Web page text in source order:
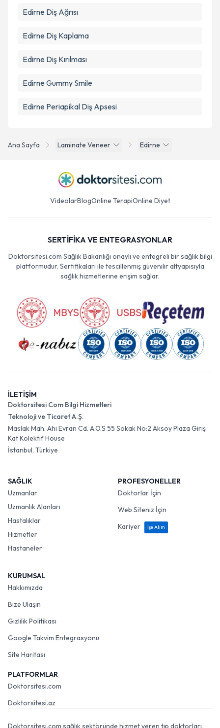
Ana Sayfa Laminate Veneer Edirne
Edirne Diş Ağrısı
Edirne Diş Kaplama
Edirne Diş Kırılması
Edirne Gummy Smile
Edirne Periapikal Diş Apsesi
VideolarBlogOnline TerapiOnline Diyet
SERTİFİKA VE ENTEGRASYONLAR
Doktorsitesi.com Sağlık Bakanlığı onaylı ve entegreli bir sağlık bilgi
platformudur. Sertifikaları ile tescillenmiş güvenilir altyapısıyla
sağlık hizmetlerine erişim sağlar.
İLETİŞİM
Doktorsitesi Com Bilgi Hizmetleri
Teknoloji ve Ticaret A.Ş.
Maslak Mah. Ahi Evran Cd. A.O.S 55 Sokak No:2 Aksoy Plaza Giriş
Kat Kolektif House
İstanbul, Türkiye
SAĞLIK
Uzmanlar
Uzmanlık Alanları
Hastalıklar
Hizmetler
Hastaneler
PROFESYONELLER
Doktorlar İçin
Web Siteniz İçin
Kariyer
İşe Alım
KURUMSAL
Hakkımızda
Bize Ulaşın
Gizlilik Politikası
Google Takvim Entegrasyonu
Site Haritası
PLATFORMLAR
Doktorsitesi.com
Doktorsitesi.az
Doktorsitesi.com sağlık sektöründe hizmet veren tıp doktorları,